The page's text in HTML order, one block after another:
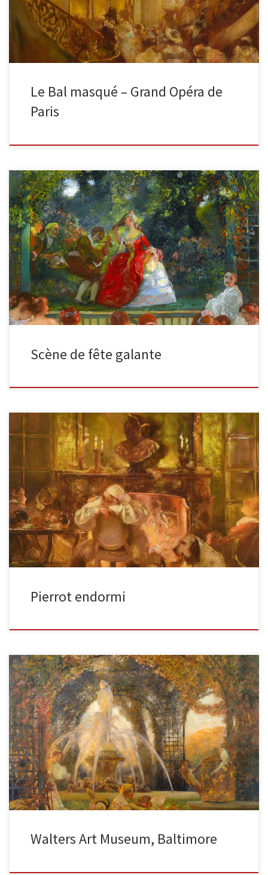
Le Bal masqué – Grand Opéra de
Paris
Théâtre au parc années 1910, huile sur panneau, 77,5 x 86 cm
signé et inscrit en bas à gauche : […]
Scène de fête galante
Pierrot endormi Huile sur panneau Signé (en bas à droite) 74,5 x
79,5 cm Nous retrouvons Pierrot endormi en plein […]
Pierrot endormi
La tonnelle huile sur toile, 180 x 201 cm Don de Roger Goiran à la
mémoire de son grand-père Emile […]
Walters Art Museum, Baltimore